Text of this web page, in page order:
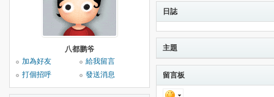
八都鹏爷
加為好友
給我留言
打個招呼
發送消息
日誌
主題
留言板